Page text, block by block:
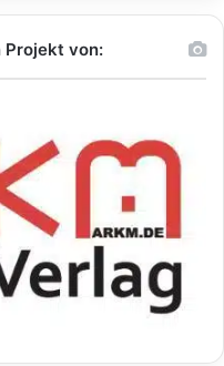
Projekt von: